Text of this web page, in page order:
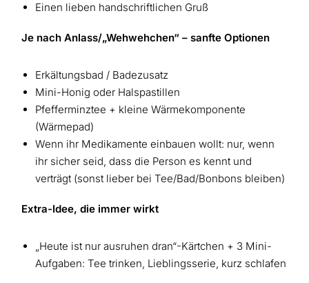
Einen lieben handschriftlichen Gruß
Je nach Anlass/„Wehwehchen“ – sanfte Optionen
Erkältungsbad / Badezusatz
Mini-Honig oder Halspastillen
Pfefferminztee + kleine Wärmekomponente
(Wärmepad)
Wenn ihr Medikamente einbauen wollt: nur, wenn
ihr sicher seid, dass die Person es kennt und
verträgt (sonst lieber bei Tee/Bad/Bonbons bleiben)
Extra-Idee, die immer wirkt
„Heute ist nur ausruhen dran“-Kärtchen + 3 Mini-
Aufgaben: Tee trinken, Lieblingsserie, kurz schlafen